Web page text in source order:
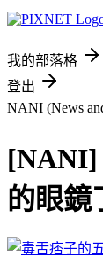
我的部落格
登出
NANI (News
[NANI]
的眼鏡